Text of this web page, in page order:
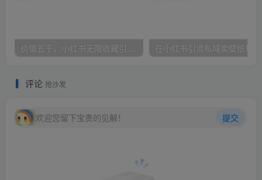
价值五千，小红书无限收藏引流创业粉，附采集协议【揭秘】
评论 抢沙发
欢迎您留下宝贵的见解！ 提交